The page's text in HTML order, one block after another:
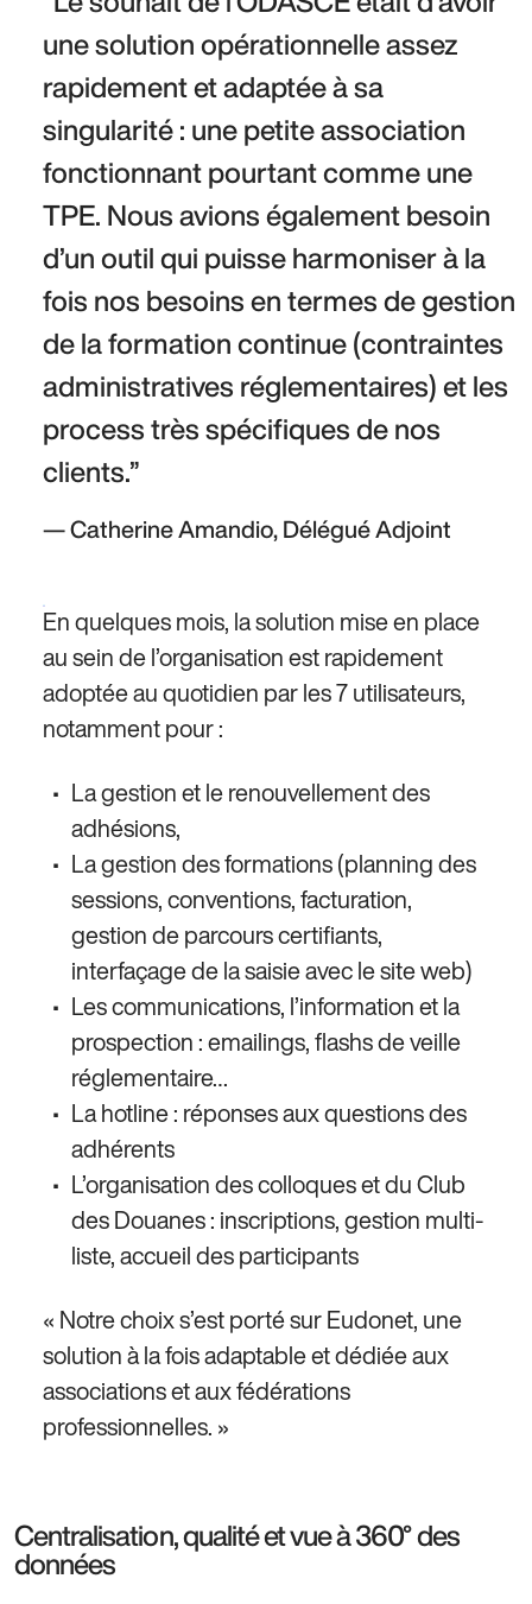
une solution opérationnelle assez
rapidement et adaptée à sa
singularité : une petite association
fonctionnant pourtant comme une
TPE. Nous avions également besoin
d’un outil qui puisse harmoniser à la
fois nos besoins en termes de gestion
de la formation continue (contraintes
administratives réglementaires) et les
process très spécifiques de nos
clients.
Catherine Amandio, Délégué Adjoint
En quelques mois, la solution mise en place
au sein de l’organisation est rapidement
adoptée au quotidien par les 7 utilisateurs,
notamment pour :
La gestion et le renouvellement des
adhésions,
La gestion des formations (planning des
sessions, conventions, facturation,
gestion de parcours certifiants,
interfaçage de la saisie avec le site web)
Les communications, l’information et la
prospection : emailings, flashs de veille
réglementaire…
La hotline : réponses aux questions des
adhérents
L’organisation des colloques et du Club
des Douanes : inscriptions, gestion multi-
liste, accueil des participants
« Notre choix s’est porté sur Eudonet, une
solution à la fois adaptable et dédiée aux
associations et aux fédérations
professionnelles. »
Centralisation, qualité et vue à 360° des
données